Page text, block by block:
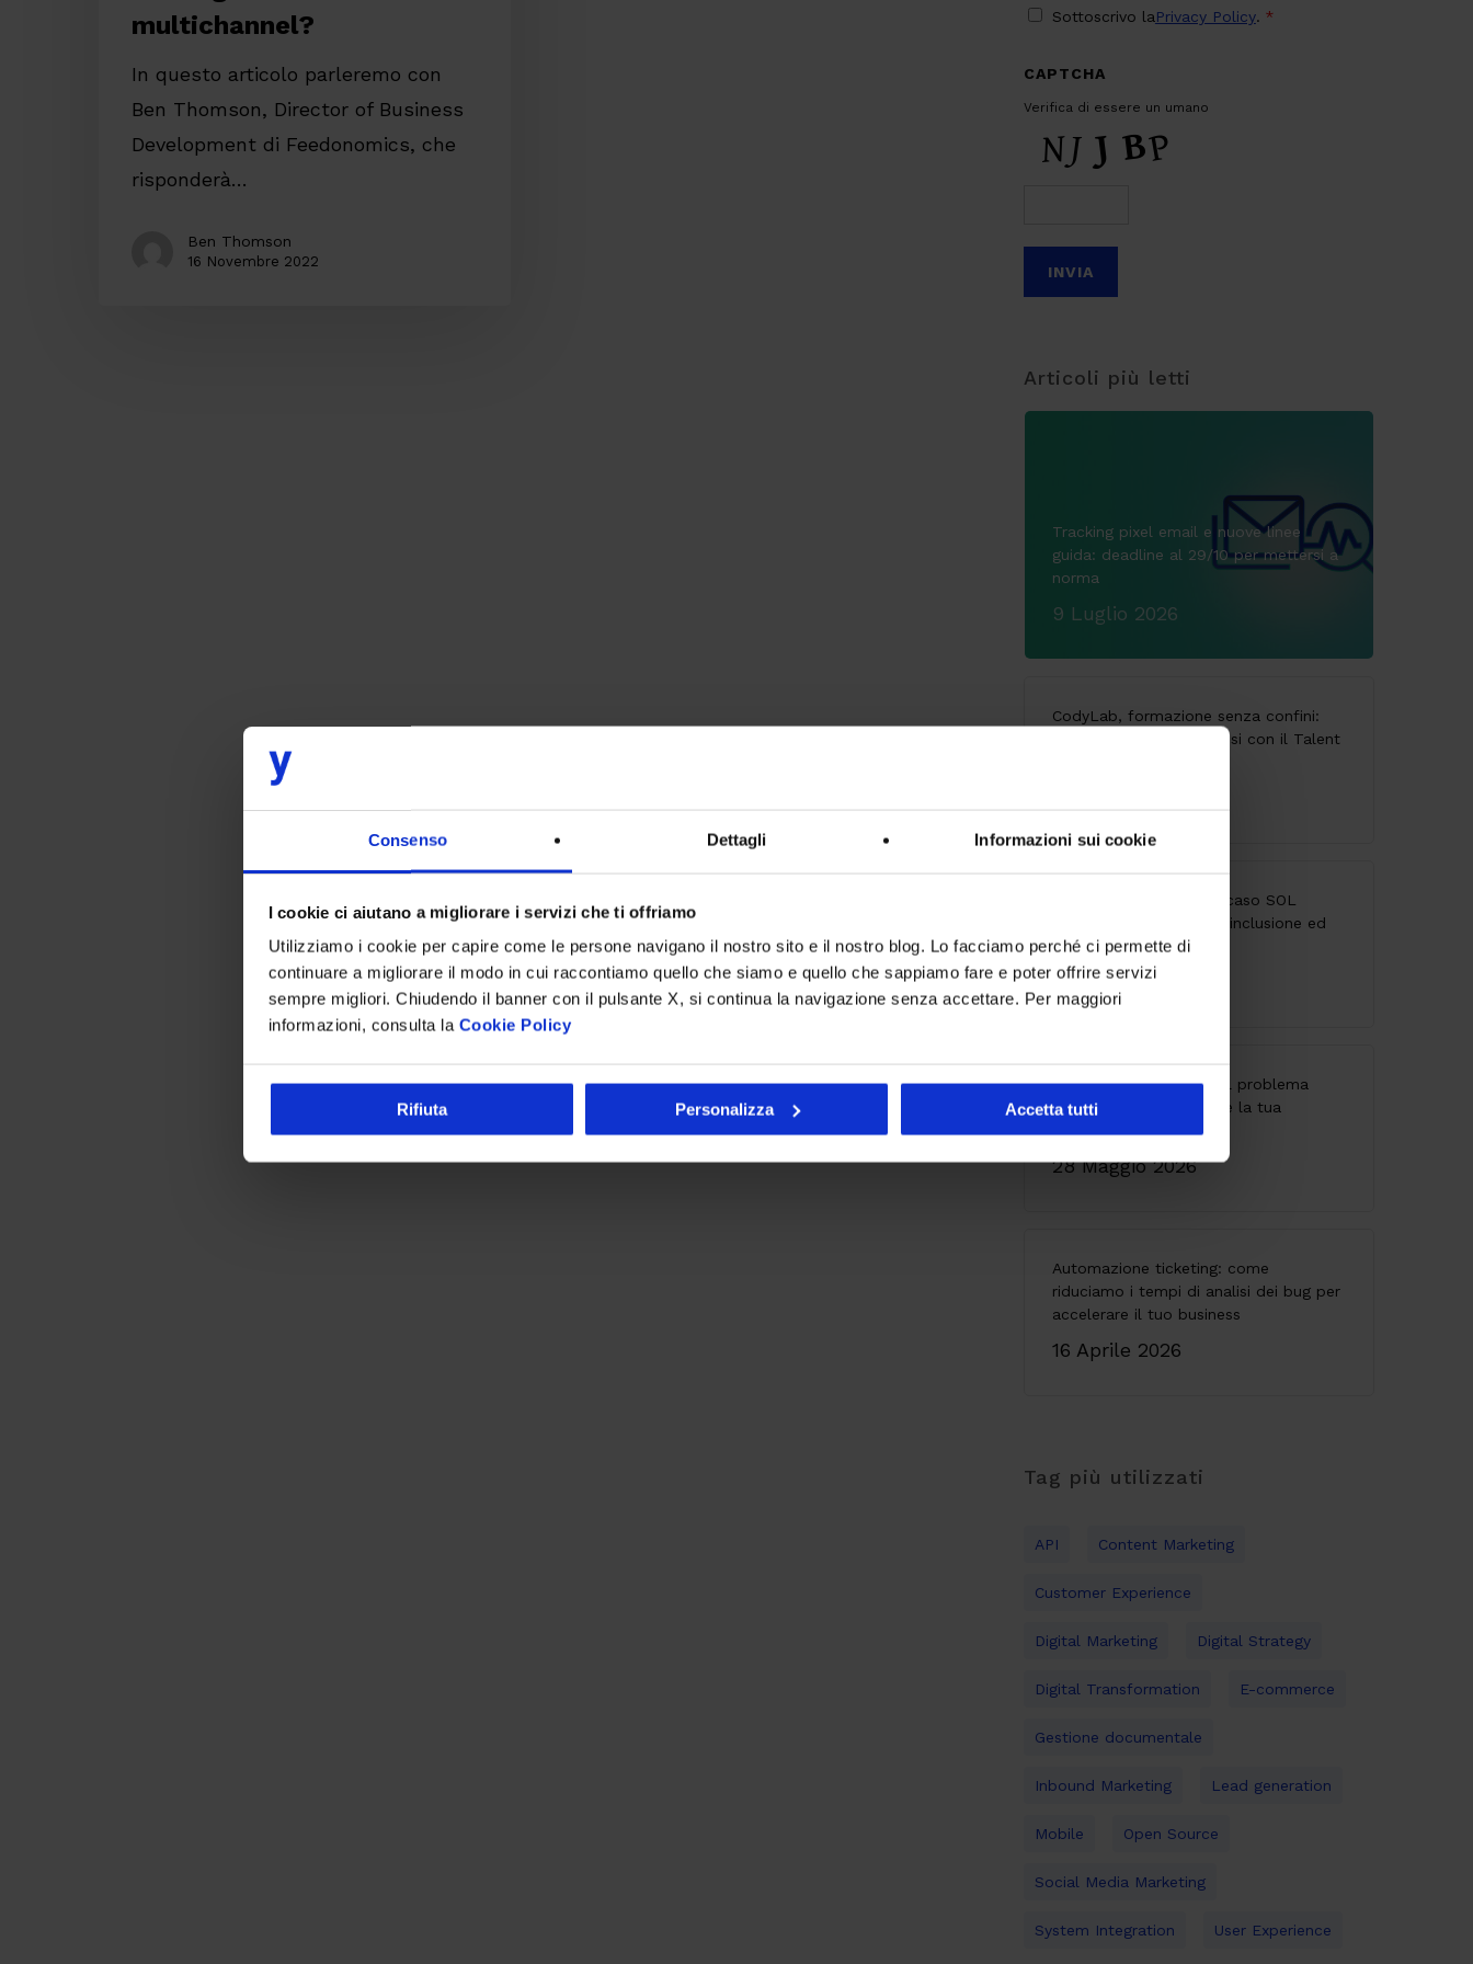
Consenso Dettagli Informazioni sui cookie
I cookie ci aiutano a migliorare i servizi che ti offriamo
Utilizziamo i cookie per capire come le persone navigano il nostro sito e il nostro blog. Lo facciamo perché ci permette di
continuare a migliorare il modo in cui raccontiamo quello che siamo e quello che sappiamo fare e poter offrire servizi
sempre migliori. Chiudendo il banner con il pulsante X, si continua la navigazione senza accettare. Per maggiori
informazioni, consulta la Cookie Policy
Rifiuta Personalizza Accetta tutti
multichannel?
In questo articolo parleremo con
Ben Thomson, Director of Business
Development di Feedonomics, che
risponderà…
Ben Thomson
16 Novembre 2022
Sottoscrivo laPrivacy Policy. *
CAPTCHA
Verifica di essere un umano
Articoli più letti
Tracking pixel email e nuove linee
guida: deadline al 29/10 per mettersi a
norma
9 Luglio 2026
CodyLab, formazione senza confini:
Italia e Camerun connessi con il Talent
Accessibilità digitale: il caso SOL
Veritas tra innovazione, inclusione ed
esperienza utente
9 Giugno 2026
API senza governance: il problema
invisibile che indebolisce la tua
28 Maggio 2026
Automazione ticketing: come
riduciamo i tempi di analisi dei bug per
accelerare il tuo business
16 Aprile 2026
Tag più utilizzati
API Content Marketing
Customer Experience
Digital Marketing Digital Strategy
Digital Transformation E-commerce
Gestione documentale
Inbound Marketing Lead generation
Mobile Open Source
Social Media Marketing
System Integration User Experience